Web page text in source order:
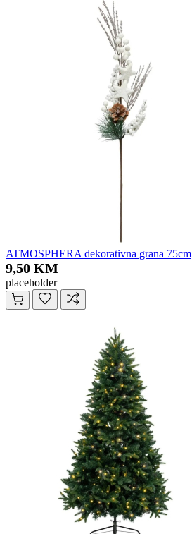
ATMOSPHERA dekorativna grana 75cm
9,50 KM
placeholder